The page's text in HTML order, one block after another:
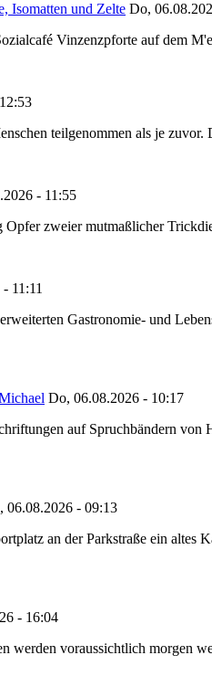
Isomatten und Zelte Do,
Vinzenzpforte auf dem
teilgenommen als je
- 11:55
zweier mutmaßlicher
11:11
Gastronomie- und
Do, 06.08.2026 - 10:17
auf Spruchbändern
06.08.2026 - 09:13
an der Parkstraße ein altes
- 16:04
voraussichtlich morgen